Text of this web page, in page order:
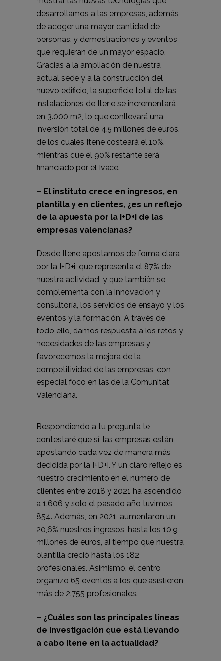
desarrollamos a las empresas, además
de acoger una mayor cantidad de
personas, y demostraciones y eventos
que requieran de un mayor espacio.
Gracias a la ampliación de nuestra
actual sede y a la construcción del
nuevo edificio, la superficie total de las
instalaciones de Itene se incrementará
en 3.000 m2, lo que conllevará una
inversión total de 4,5 millones de euros,
de los cuales Itene costeará el 10%,
mientras que el 90% restante será
financiado por el Ivace.
– El instituto crece en ingresos, en
plantilla y en clientes, ¿es un reflejo
de la apuesta por la I+D+i de las
empresas valencianas?
Desde Itene apostamos de forma clara
por la I+D+i, que representa el 87% de
nuestra actividad, y que también se
complementa con la innovación y
consultoría, los servicios de ensayo y los
eventos y la formación. A través de
todo ello, damos respuesta a los retos y
necesidades de las empresas y
favorecemos la mejora de la
competitividad de las empresas, con
especial foco en las de la Comunitat
Valenciana.
Respondiendo a tu pregunta te
contestaré que sí, las empresas están
apostando cada vez de manera más
decidida por la I+D+i. Y un claro reflejo es
nuestro crecimiento en el número de
clientes entre 2018 y 2021 ha ascendido
a 1.606 y solo el pasado año tuvimos
854. Además, en 2021, aumentaron un
20,6% nuestros ingresos, hasta los 10,9
millones de euros, al tiempo que nuestra
plantilla creció hasta los 182
profesionales. Asimismo, el centro
organizó 65 eventos a los que asistieron
más de 2.755 profesionales.
– ¿Cuáles son las principales líneas
de investigación que está llevando
a cabo Itene en la actualidad?